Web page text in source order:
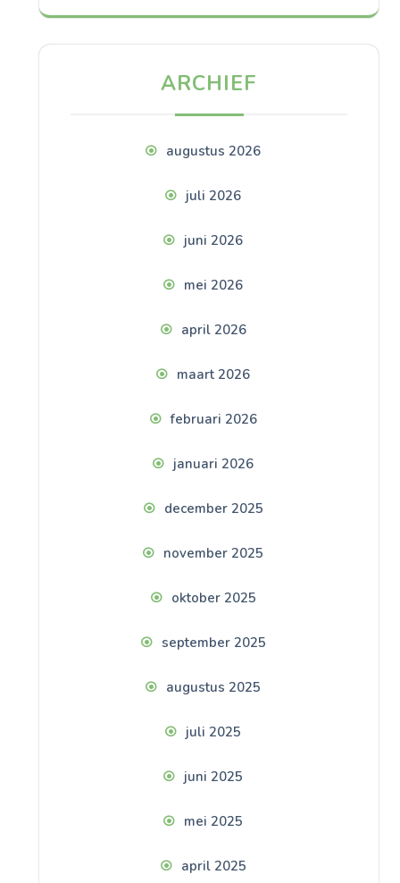
ARCHIEF
augustus 2026
juli 2026
juni 2026
mei 2026
april 2026
maart 2026
februari 2026
januari 2026
december 2025
november 2025
oktober 2025
september 2025
augustus 2025
juli 2025
juni 2025
mei 2025
april 2025